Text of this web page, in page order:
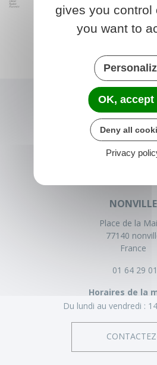
NONVILLE
Place de la
77140
France
01 64 29
Horaires de la
Du lundi au vendredi :
gives you control
you want to
OK, accept
Deny all
Privacy